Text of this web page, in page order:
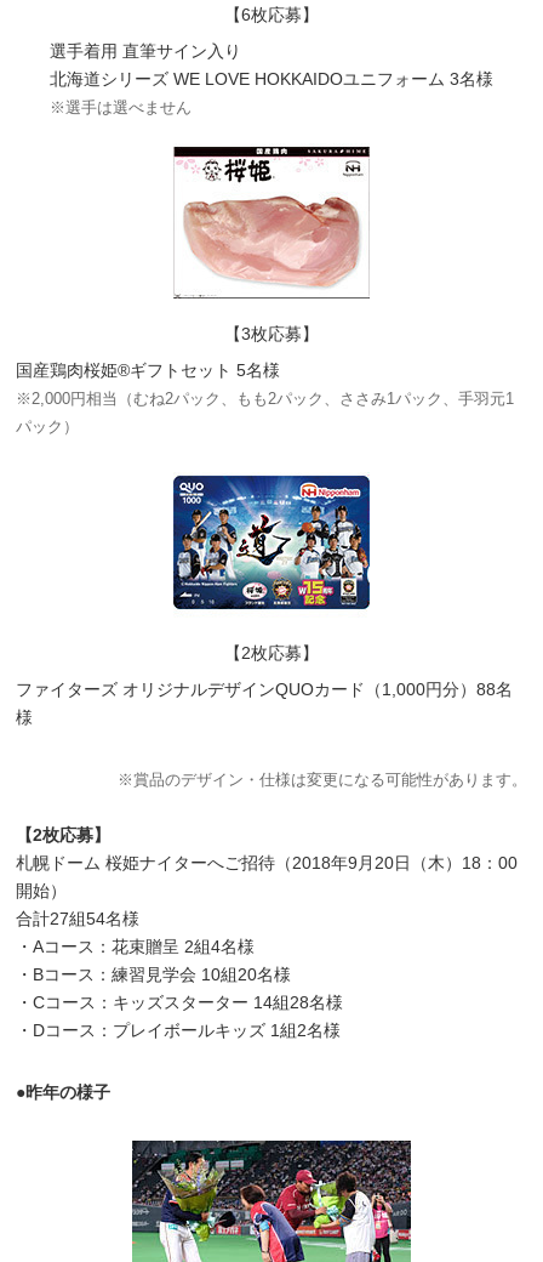
【6枚応募】
選手着用 直筆サイン入り
北海道シリーズ WE LOVE HOKKAIDOユニフォーム 3名様
※選手は選べません
【3枚応募】
国産鶏肉桜姫®ギフトセット 5名様
※2,000円相当（むね2パック、もも2パック、ささみ1パック、手羽元1
パック）
【2枚応募】
ファイターズ オリジナルデザインQUOカード（1,000円分）88名
様
※賞品のデザイン・仕様は変更になる可能性があります。
【2枚応募】
札幌ドーム 桜姫ナイターへご招待（2018年9月20日（木）18：00
開始）
合計27組54名様
・Aコース：花束贈呈 2組4名様
・Bコース：練習見学会 10組20名様
・Cコース：キッズスターター 14組28名様
・Dコース：プレイボールキッズ 1組2名様
●昨年の様子